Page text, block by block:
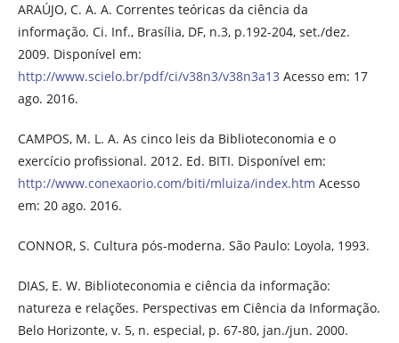
ARAÚJO, C. A. A. Correntes teóricas da ciência da
informação. Ci. Inf., Brasília, DF, n.3, p.192-204, set./dez.
2009. Disponível em:
http://www.scielo.br/pdf/ci/v38n3/v38n3a13 Acesso em: 17
ago. 2016.
CAMPOS, M. L. A. As cinco leis da Biblioteconomia e o
exercício profissional. 2012. Ed. BITI. Disponível em:
http://www.conexaorio.com/biti/mluiza/index.htm Acesso
em: 20 ago. 2016.
CONNOR, S. Cultura pós-moderna. São Paulo: Loyola, 1993.
DIAS, E. W. Biblioteconomia e ciência da informação:
natureza e relações. Perspectivas em Ciência da Informação.
Belo Horizonte, v. 5, n. especial, p. 67-80, jan./jun. 2000.